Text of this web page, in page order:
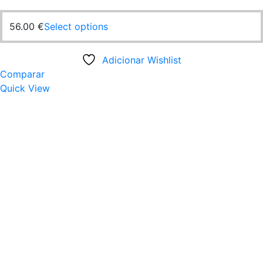
56.00 €Select options
Adicionar Wishlist
Comparar
Quick View